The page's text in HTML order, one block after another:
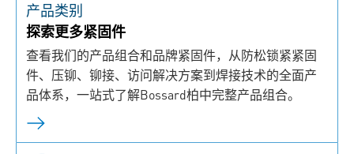
产品类别
探索更多紧固件
查看我们的产品组合和品牌紧固件，从防松锁紧紧固
件、压铆、铆接、访问解决方案到焊接技术的全面产
品体系，一站式了解Bossard柏中完整产品组合。